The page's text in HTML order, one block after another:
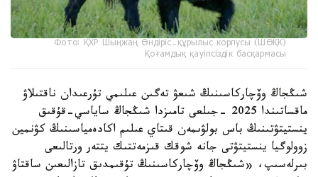
Фото: ҚХР Шыңжаң Өндіріс-құрылыс корпусы (ШӨҚК)
Қоғамдық қауіпсіздік басқармасы
شىڭجاڭ وۆچاركاسىنىڭ شىعۋ تەگىن عىلىمي تۇرعىدان ناقتىلاۋ
ماقساتىندا 2025 -جىلعى تامىزدا شىڭجاڭ ساياسي-قۇقىق
ينستيتۋتىنىڭ باس بولۋىمەن قىتاي عىلىم اكادەمياسىنىڭ كۋنمين
زوولوگيا ينستيتۋتى جانە شوقك قىزمەتتىك يتتەر ورتالىعى
بىرلەسىپ، «شىڭجاڭ وۆچاركاسىنىڭ تۇقىمدىق تازالىعىن ساقتاۋ